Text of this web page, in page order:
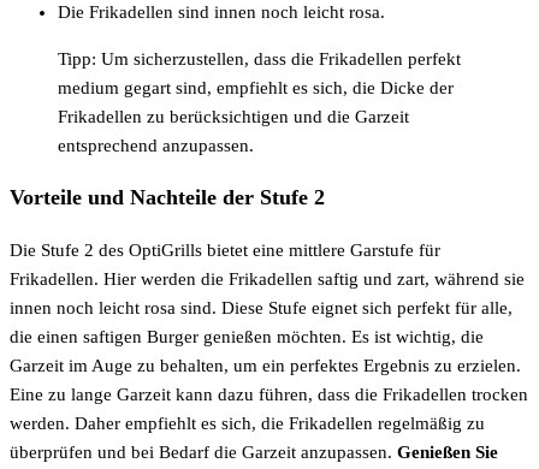
Die Frikadellen sind innen noch leicht rosa.
Tipp: Um sicherzustellen, dass die Frikadellen perfekt
medium gegart sind, empfiehlt es sich, die Dicke der
Frikadellen zu berücksichtigen und die Garzeit
entsprechend anzupassen.
Vorteile und Nachteile der Stufe 2
Die Stufe 2 des OptiGrills bietet eine mittlere Garstufe für
Frikadellen. Hier werden die Frikadellen saftig und zart, während sie
innen noch leicht rosa sind. Diese Stufe eignet sich perfekt für alle,
die einen saftigen Burger genießen möchten. Es ist wichtig, die
Garzeit im Auge zu behalten, um ein perfektes Ergebnis zu erzielen.
Eine zu lange Garzeit kann dazu führen, dass die Frikadellen trocken
werden. Daher empfiehlt es sich, die Frikadellen regelmäßig zu
überprüfen und bei Bedarf die Garzeit anzupassen. Genießen Sie